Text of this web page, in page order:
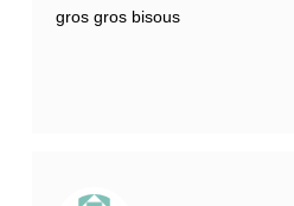
gros gros bisous